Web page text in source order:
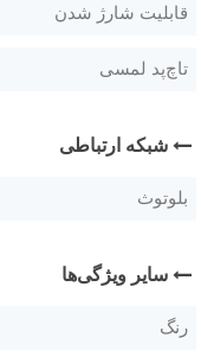
قابلیت شارژ شدن
تاچ‌پد لمسی
شبکه ارتباطی
بلوتوث
سایر ویژگی‌ها
رنگ